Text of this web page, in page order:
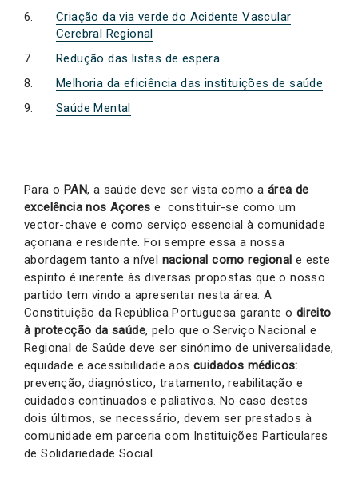
Criação da via verde do Acidente Vascular
Cerebral Regional
Redução das listas de espera
Melhoria da eficiência das instituições de saúde
Saúde Mental
Para o PAN, a saúde deve ser vista como a área de
excelência nos Açores e constituir-se como um
vector-chave e como serviço essencial à comunidade
açoriana e residente. Foi sempre essa a nossa
abordagem tanto a nível nacional como regional e este
espírito é inerente às diversas propostas que o nosso
partido tem vindo a apresentar nesta área. A
Constituição da República Portuguesa garante o direito
à protecção da saúde, pelo que o Serviço Nacional e
Regional de Saúde deve ser sinónimo de universalidade,
equidade e acessibilidade aos cuidados médicos:
prevenção, diagnóstico, tratamento, reabilitação e
cuidados continuados e paliativos. No caso destes
dois últimos, se necessário, devem ser prestados à
comunidade em parceria com Instituições Particulares
de Solidariedade Social.